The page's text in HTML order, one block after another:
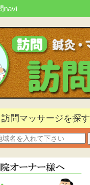
navi
問マッサージを探す